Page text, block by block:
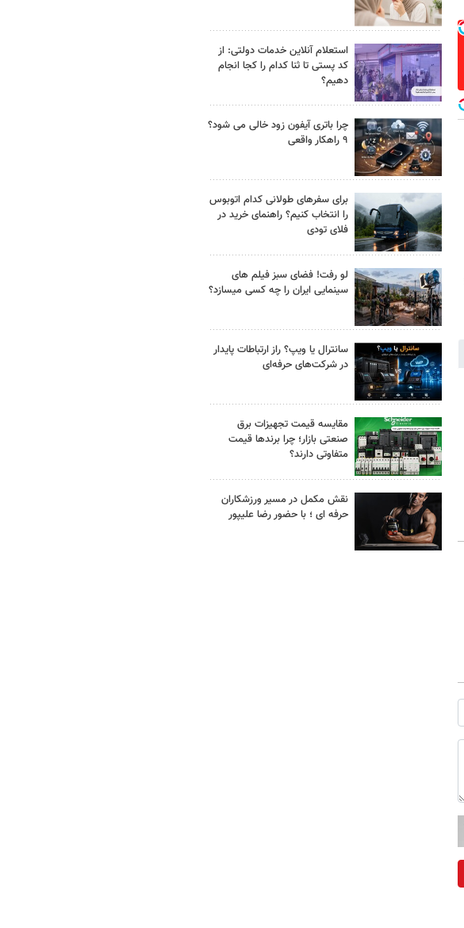
استعلام آنلاین خدمات دولتی: از
کد پستی تا ثنا کدام را کجا انجام
دهیم؟
چرا باتری آیفون زود خالی می شود؟
۹ راهکار واقعی
برای سفرهای طولانی کدام اتوبوس
را انتخاب کنیم؟ راهنمای خرید در
فلای تودی
لو رفت! فضای سبز فیلم های
سینمایی ایران را چه کسی میسازد؟
سانترال یا ویپ؟ راز ارتباطات پایدار
در شرکت‌های حرفه‌ای
مقایسه قیمت تجهیزات برق
صنعتی بازار؛ چرا برندها قیمت
متفاوتی دارند؟
نقش مکمل در مسیر ورزشکاران
حرفه ای ؛ با حضور رضا علیپور